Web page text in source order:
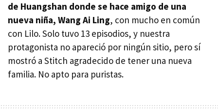
de Huangshan donde se hace amigo de una
nueva niña, Wang Ai Ling, con mucho en común
con Lilo. Solo tuvo 13 episodios, y nuestra
protagonista no apareció por ningún sitio, pero sí
mostró a Stitch agradecido de tener una nueva
familia. No apto para puristas.